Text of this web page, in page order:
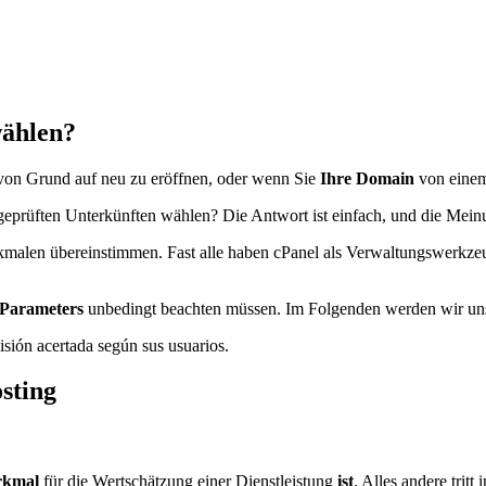
Grund auf neu zu eröffnen, oder wenn Sie Ihre Domain von
Unterkünften wählen? Die Antwort ist einfach, und die
übereinstimmen. Fast alle haben cPanel als
unbedingt beachten müssen. Im Folgenden werden wir
für die Wertschätzung einer Dienstleistung ist. Alles andere tritt